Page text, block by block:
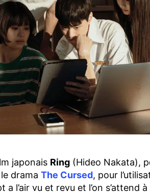
japonais Ring (Hideo Nakata),
drama The Cursed, pour
l’air vu et revu et l’on s’attend